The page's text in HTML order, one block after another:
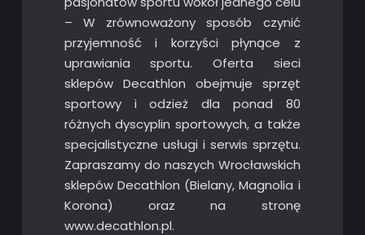
– W zrównoważony sposób czynić
przyjemność i korzyści płynące z
uprawiania sportu. Oferta sieci
sklepów Decathlon obejmuje sprzęt
sportowy i odzież dla ponad 80
różnych dyscyplin sportowych, a także
specjalistyczne usługi i serwis sprzętu.
Zapraszamy do naszych Wrocławskich
sklepów Decathlon (Bielany, Magnolia i
Korona) oraz na stronę
www.decathlon.pl.